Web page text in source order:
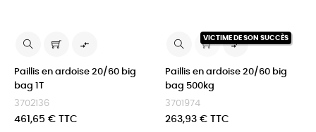

Paillis en ardoise 20/60 big
bag 1T
3702136
Prix
461,65 € TTC
VICTIME DE SON SUCCÈS

Paillis en ardoise 20/60 big
bag 500kg
3701974
Prix
263,93 € TTC